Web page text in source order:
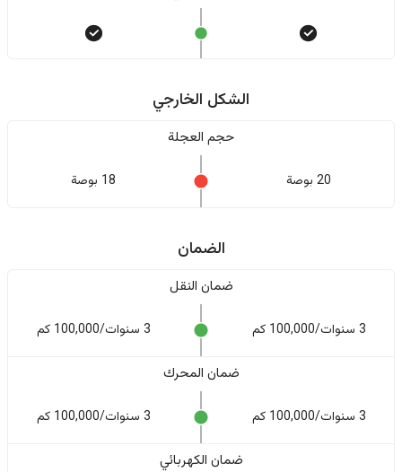
الشكل الخارجي
حجم العجلة
20 بوصة 18 بوصة
الضمان
ضمان النقل
3 سنوات/100,000 كم 3 سنوات/100,000 كم
ضمان المحرك
3 سنوات/100,000 كم 3 سنوات/100,000 كم
ضمان الكهربائي